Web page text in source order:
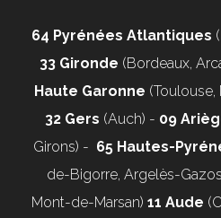
64 Pyrénées Atlantiques
33 Gironde (Bordeaux,
Haute Garonne (Toulouse,
32 Gers (Auch) - 09
Girons) - 65 Hautes-
de-Bigorre, Argelès-
Mont-de-Marsan) 11 Aude